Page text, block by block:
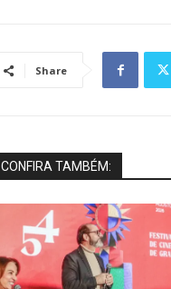
Share
CONFIRA TAMBÉM: